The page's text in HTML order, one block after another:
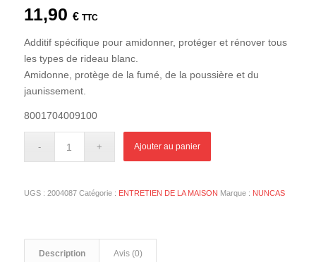
11,90 € TTC
Additif spécifique pour amidonner, protéger et rénover tous
les types de rideau blanc.
Amidonne, protège de la fumé, de la poussière et du
jaunissement.
8001704009100
Ajouter au panier
UGS : 2004087 Catégorie : ENTRETIEN DE LA MAISON Marque : NUNCAS
Description Avis (0)